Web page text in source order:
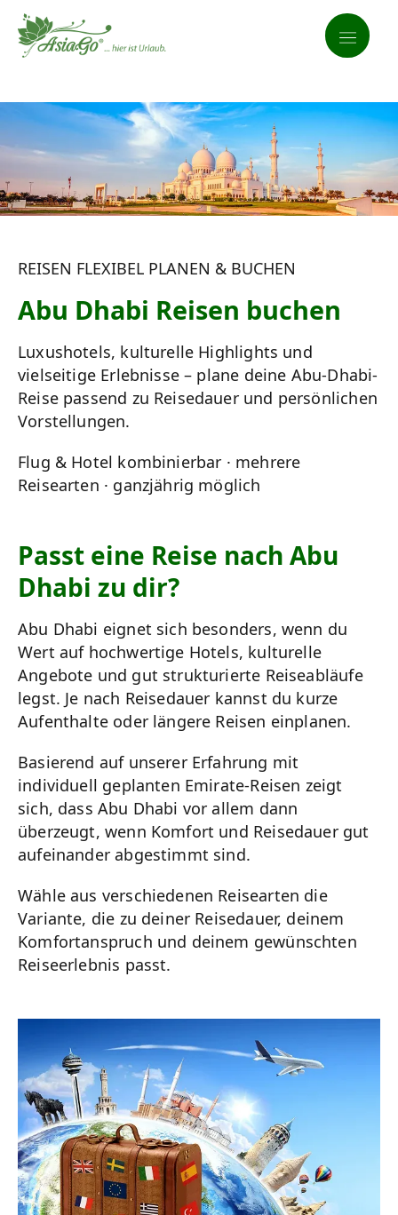
REISEN FLEXIBEL PLANEN & BUCHEN
Abu Dhabi Reisen buchen
Luxushotels, kulturelle Highlights und
vielseitige Erlebnisse – plane deine Abu-Dhabi-
Reise passend zu Reisedauer und persönlichen
Vorstellungen.
Flug & Hotel kombinierbar · mehrere
Reisearten · ganzjährig möglich
Passt eine Reise nach Abu
Dhabi zu dir?
Abu Dhabi eignet sich besonders, wenn du
Wert auf hochwertige Hotels, kulturelle
Angebote und gut strukturierte Reiseabläufe
legst. Je nach Reisedauer kannst du kurze
Aufenthalte oder längere Reisen einplanen.
Basierend auf unserer Erfahrung mit
individuell geplanten Emirate-Reisen zeigt
sich, dass Abu Dhabi vor allem dann
überzeugt, wenn Komfort und Reisedauer gut
aufeinander abgestimmt sind.
Wähle aus verschiedenen Reisearten die
Variante, die zu deiner Reisedauer, deinem
Komfortanspruch und deinem gewünschten
Reiseerlebnis passt.